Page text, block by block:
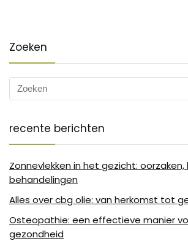
Zoeken
recente berichten
Zonnevlekken in het gezicht: oorzaken,
behandelingen
Alles over cbg olie: van herkomst tot
Osteopathie: een effectieve manier
gezondheid